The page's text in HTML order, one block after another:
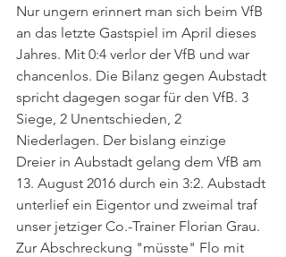
Nur ungern erinnert man sich beim VfB
an das letzte Gastspiel im April dieses
Jahres. Mit 0:4 verlor der VfB und war
chancenlos. Die Bilanz gegen Aubstadt
spricht dagegen sogar für den VfB. 3
Siege, 2 Unentschieden, 2
Niederlagen. Der bislang einzige
Dreier in Aubstadt gelang dem VfB am
13. August 2016 durch ein 3:2. Aubstadt
unterlief ein Eigentor und zweimal traf
unser jetziger Co.-Trainer Florian Grau.
Zur Abschreckung "müsste" Flo mit